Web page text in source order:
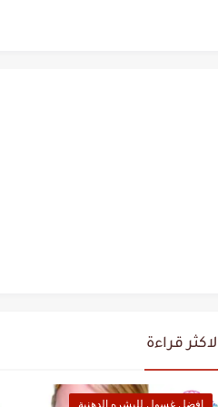
قراءة
افضل غسول للبشره الدهنية